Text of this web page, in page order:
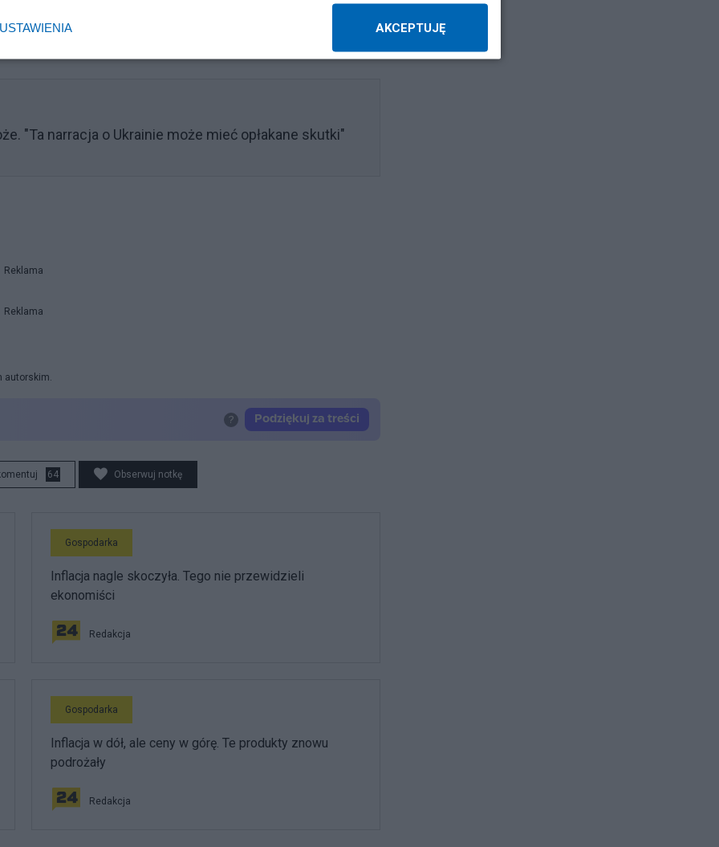
7 proc. - zaznacza Antoniak.
"Ta narracja o Ukrainie może mieć opłakane skutki"
Reklama
Reklama
autorskim.
64 Obserwuj notkę
Gospodarka
Inflacja nagle skoczyła. Tego nie przewidzieli
ekonomiści
Redakcja
Gospodarka
Inflacja w dół, ale ceny w górę. Te produkty znowu
podrożały
Redakcja
USTAWIENIA AKCEPTUJĘ